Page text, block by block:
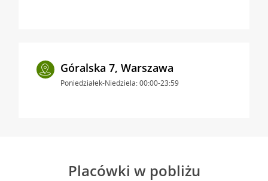
Góralska 7, Warszawa
Poniedziałek-Niedziela: 00:00-23:59
Placówki w pobliżu